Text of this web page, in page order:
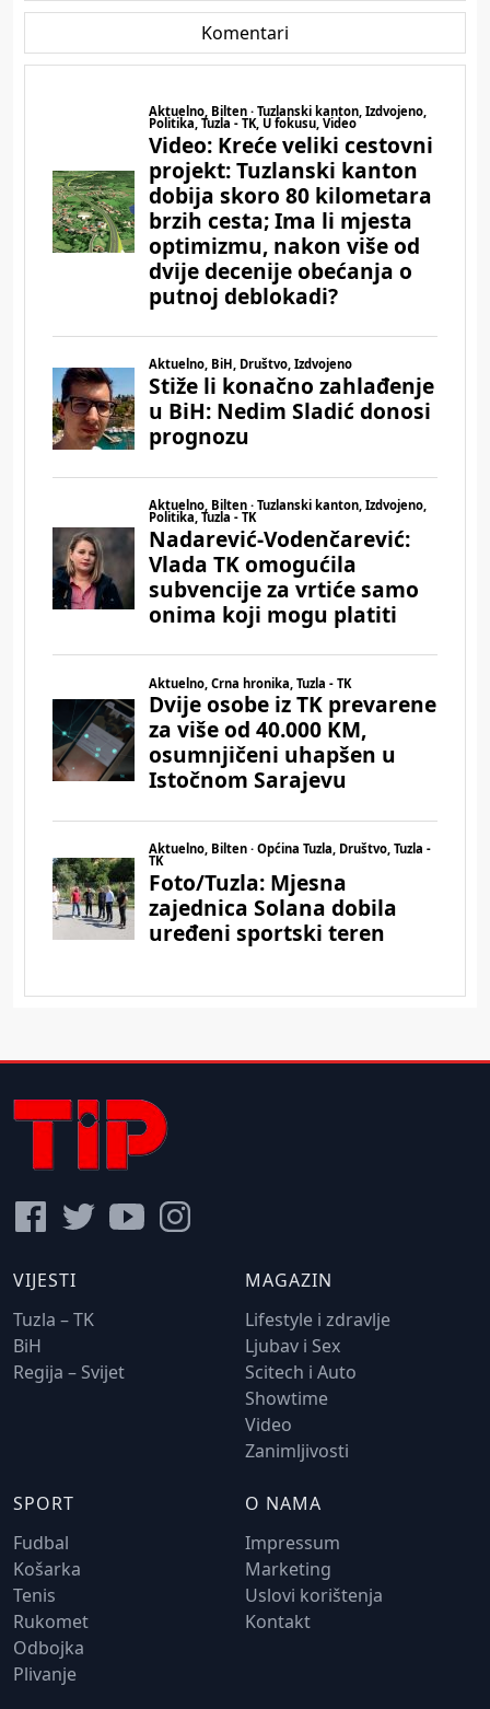
Komentari
VIJESTI
Tuzla – TK
BiH
Regija – Svijet
MAGAZIN
Lifestyle i zdravlje
Ljubav i Sex
Scitech i Auto
Showtime
Video
Zanimljivosti
SPORT
Fudbal
Košarka
Tenis
Rukomet
Odbojka
Plivanje
O NAMA
Impressum
Marketing
Uslovi korištenja
Kontakt